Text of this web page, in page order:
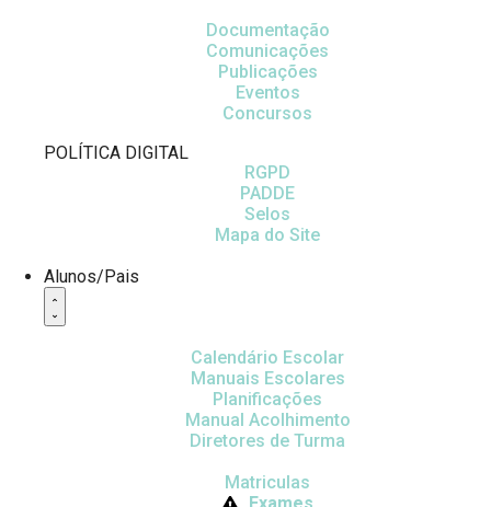
Documentação
Comunicações
Publicações
Eventos
Concursos
POLÍTICA DIGITAL
RGPD
PADDE
Selos
Mapa do Site
Alunos/Pais
Calendário Escolar
Manuais Escolares
Planificações
Manual Acolhimento
Diretores de Turma
Matriculas